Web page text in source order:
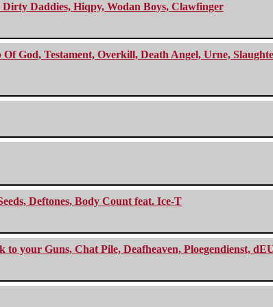
Daddies, Hiqpy, Wodan Boys, Clawfinger
God, Testament, Overkill, Death Angel, Urne,
Deftones, Body Count feat. Ice-T
to your Guns, Chat Pile, Deafheaven, Ploegendienst,